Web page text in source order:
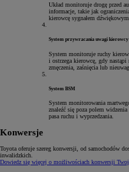
Układ monitoruje drogę przed
informacje, takie jak
kierowcę sygnałem
System przywracania uwagi
System monitoruje ruchy
i ostrzega kierowcę, gdy nastąpi
zmęczenia, zaśnięcia lub
System BSM
System monitorowania
znaleźć się poza polem
pasa ruchu i wyprzedzania.
Stworzona dla Ciebie
Niezależnie od rodzaju prowadzonej działalności,
Stwórz swoją Toyotę PROACE
Konwersje
Toyota oferuje szereg konwersji, od samochodów
inwalidzkich.
Dowiedz się więcej o możliwościach konwersji